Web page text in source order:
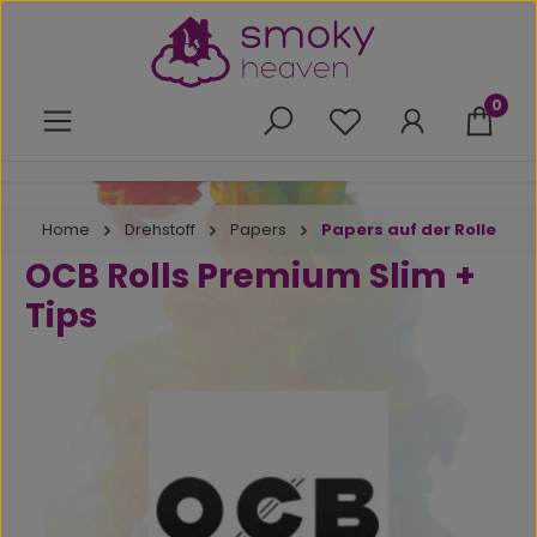
Zum Hauptinhalt springen
Du hast 0 Produkte
0
Home Drehstoff Papers Papers auf der Rolle
OCB Rolls Premium Slim +
Tips